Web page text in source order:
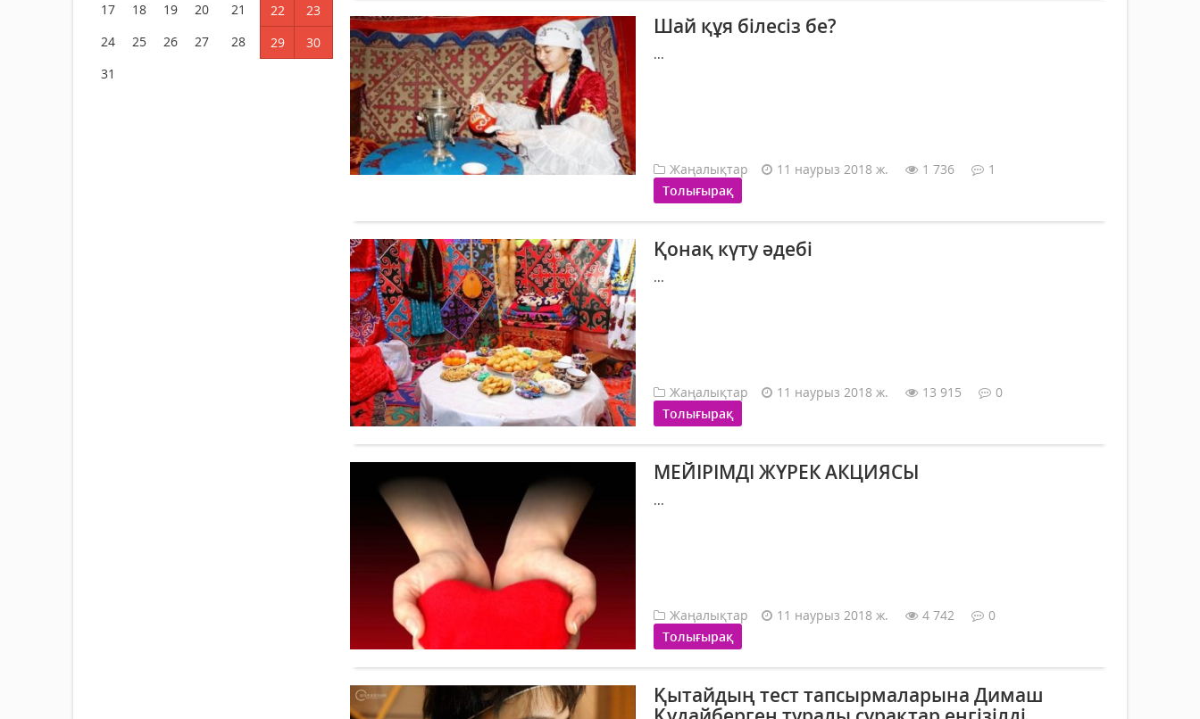
17
18 19 20 21 22
23
24
25 26 27 28 29
30
31
Шай құя білесіз бе?
...
Жаңалықтар 11 наурыз 2018 ж. 1 736
1
Толығырақ
Қонақ күту әдебі
...
Жаңалықтар 11 наурыз 2018 ж. 13 915
0
Толығырақ
МЕЙІРІМДІ ЖҮРЕК АКЦИЯСЫ
...
Жаңалықтар 11 наурыз 2018 ж. 4 742
0
Толығырақ
Қытайдың тест тапсырмаларына Димаш